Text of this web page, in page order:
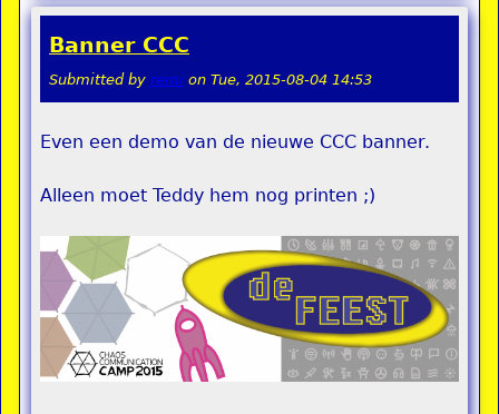
Banner CCC
Submitted by remi on Tue, 2015-08-04 14:53
Even een demo van de nieuwe CCC banner.
Alleen moet Teddy hem nog printen ;)